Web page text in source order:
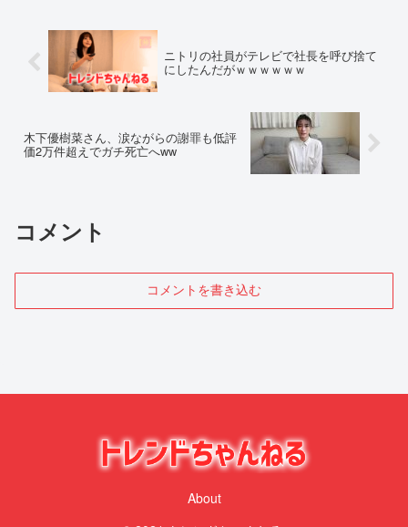
ニトリの社員がテレビで社長を呼び捨て
にしたんだがｗｗｗｗｗｗ
木下優樹菜さん、涙ながらの謝罪も低評
価2万件超えでガチ死亡へww
コメント
コメントを書き込む
About